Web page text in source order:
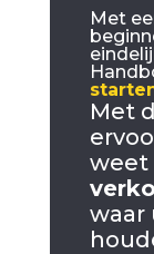
Met
Met
weet
waar